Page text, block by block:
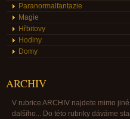
Paranormalfantazie
Magie
Hřbitovy
Hodiny
Domy
ARCHIV
V rubrice ARCHIV najdete mimo
dalšího... Do této rubriky dáváme